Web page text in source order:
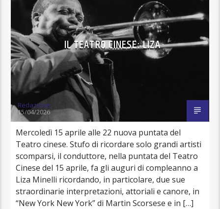
IL TEATRO CINESE: LIZA
Redazione
15/04/2026
Mercoledì 15 aprile alle 22 nuova puntata del
Teatro cinese. Stufo di ricordare solo grandi artisti
scomparsi, il conduttore, nella puntata del Teatro
Cinese del 15 aprile, fa gli auguri di compleanno a
Liza Minelli ricordando, in particolare, due sue
straordinarie interpretazioni, attoriali e canore, in
“New York New York” di Martin Scorsese e in […]